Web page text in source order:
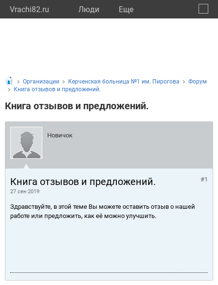
Vrachi82.ru Люди Eще
Организации Керченская больница №1 им. Пирогова
Форум
Книга отзывов и предложений.
Книга отзывов и предложений.
Новичок
Книга отзывов и предложений.
27 сен 2019
#1
Здравствуйте, в этой теме Вы можете оставить отзыв о нашей
работе или предложить, как её можно улучшить.